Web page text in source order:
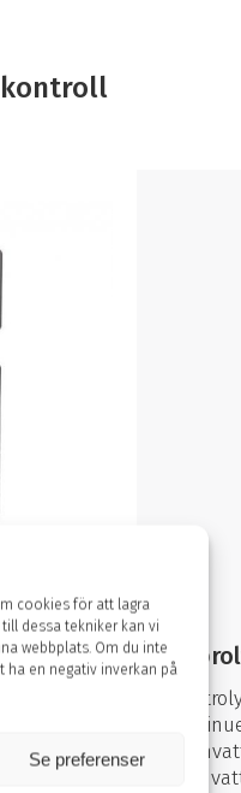
cookies för att lagra
dessa tekniker kan vi
webbplats. Om du inte
ha en negativ inverkan på
Se preferenser
salt,